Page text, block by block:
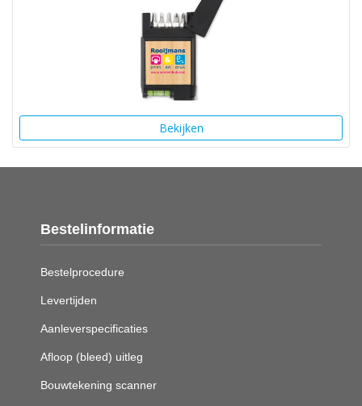
Bekijken
Bestelinformatie
Bestelprocedure
Levertijden
Aanleverspecificaties
Afloop (bleed) uitleg
Bouwtekening scanner